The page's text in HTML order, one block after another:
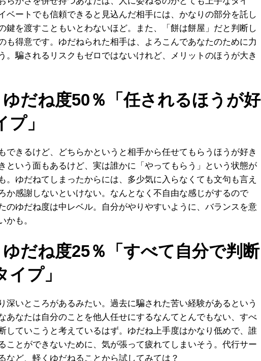
ベートでも信頼できると見込んだ相手には、かなりの部分を託し
鍵を渡すこともいとわないほど。また、「餅は餅屋」だと判断し
も得意です。ゆだねられた相手は、よろこんであなたのために力
。騙されるリスクもゼロではないけれど、メリットのほうが大き
だね度50％「任されるほうが好
プ」
できるけど、どちらかというと相手から任せてもらうほうが好き
という面もあるけど、実は誰かに「やってもらう」という状態が
。ゆだねてしまったからには、多少気に入らなくても文句も言え
か感謝しないといけない。なんとなく不自由な感じがするので
ゆだね度は中レベル。自分がやりやすいように、バランスを意
かも。
だね度25％「すべて自分で判断
イプ」
深いところがあるみたい。過去に騙された苦い経験があるという
あなたは自分のことを他人任せにするなんてとんでもない、すべ
していこうと考えているはず。ゆだね上手度はかなり低めで、誰
ことができないために、気が張って疲れてしまいそう。代行サー
など、軽くゆだねることから試してみては？